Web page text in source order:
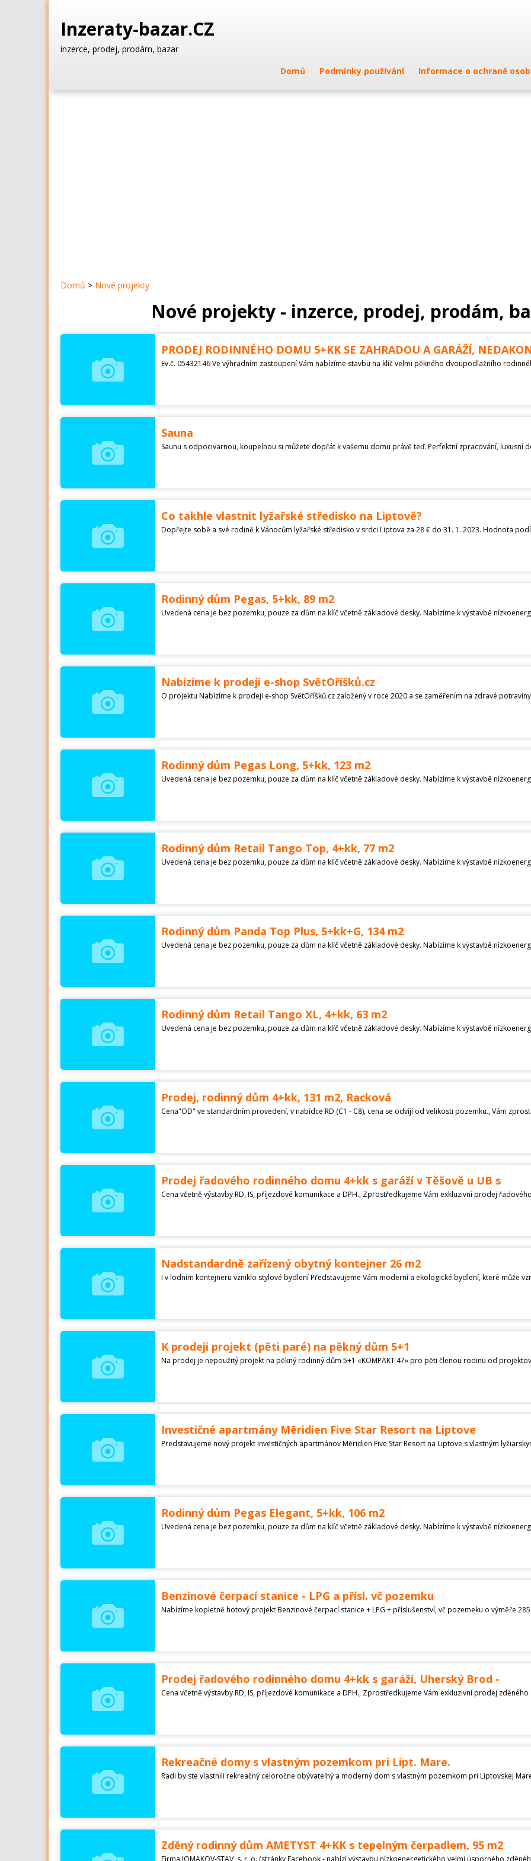
Inzeraty-bazar.CZ
inzerce, prodej, prodám, bazar
Domů
Podmínky používání Informace o ochraně
Domů > Nové projekty
Nové projekty - inzerce, prodej, prodám,
PRODEJ RODINNÉHO DOMU 5+KK SE ZAHRADOU A GARÁŽÍ,
Sauna
Co takhle vlastnit lyžařské středisko na Liptově?
Rodinný dům Pegas, 5+kk, 89 m2
Nabízíme k prodeji e-shop SvětOříšků.cz
Rodinný dům Pegas Long, 5+kk, 123 m2
Rodinný dům Retail Tango Top, 4+kk, 77 m2
Rodinný dům Panda Top Plus, 5+kk+G, 134 m2
Rodinný dům Retail Tango XL, 4+kk, 63 m2
Prodej, rodinný dům 4+kk, 131 m2, Racková
Prodej řadového rodinného domu 4+kk s garáží v Těšově u UB s
Nadstandardně zařízený obytný kontejner 26 m2
K prodeji projekt (pěti paré) na pěkný dům 5+1
Investičné apartmány Mēridien Five Star Resort na Liptove
Rodinný dům Pegas Elegant, 5+kk, 106 m2
Benzinové čerpací stanice - LPG a přísl. vč pozemku
Prodej řadového rodinného domu 4+kk s garáží, Uherský Brod -
Rekreačné domy s vlastným pozemkom pri Lipt. Mare.
Zděný rodinný dům AMETYST 4+KK s tepelným čerpadlem, 95 m2